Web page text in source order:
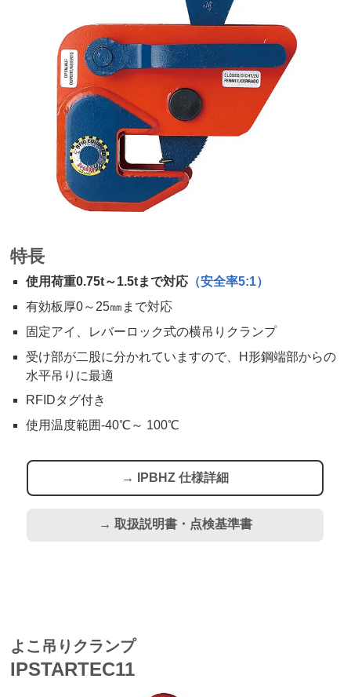
特長
使用荷重0.75t～1.5tまで対応 （安全率5:1）
有効板厚0～25㎜まで対応
固定アイ、レバーロック式の横吊りクランプ
受け部が二股に分かれていますので、H形鋼端部からの
水平吊りに最適
RFIDタグ付き
使用温度範囲-40℃～ 100℃
→ IPBHZ 仕様詳細
→ 取扱説明書・点検基準書
よこ吊りクランプ
IPSTARTEC11